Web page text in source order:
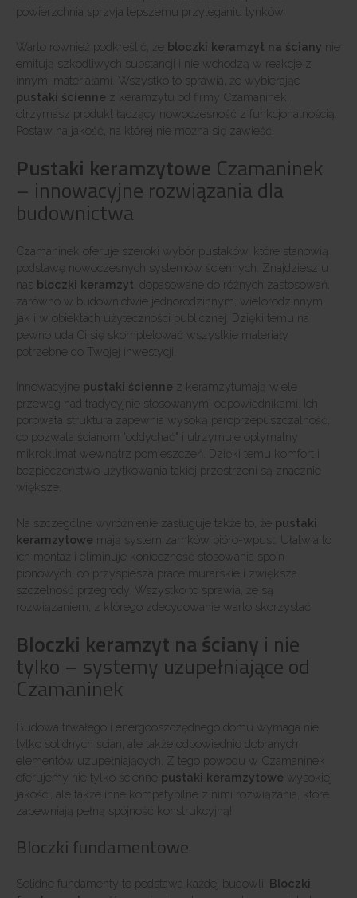
powierzchnia sprzyja lepszemu przyleganiu tynków.
Warto również podkreślić, że bloczki keramzyt na ściany nie
emitują szkodliwych substancji i nie wchodzą w reakcje z
innymi materiałami. Wszystko to sprawia, że wybierając
pustaki ścienne z keramzytu od firmy Czamaninek,
otrzymasz produkt łączący nowoczesność z funkcjonalnością.
Postaw na jakość, na której nie można się zawieść!
Pustaki keramzytowe Czamaninek
– innowacyjne rozwiązania dla
budownictwa
Czamaninek oferuje szeroki wybór pustaków, które stanowią
podstawę nowoczesnych systemów ściennych. Znajdziesz u
nas bloczki keramzyt , dopasowane do różnych zastosowań,
zarówno w budownictwie jednorodzinnym, wielorodzinnym,
jak i w obiektach użyteczności publicznej. Dzięki temu na
pewno uda Ci się skompletować wszystkie materiały
potrzebne do Twojej inwestycji.
Innowacyjne pustaki ścienne z keramzytumają wiele
przewag nad tradycyjnie stosowanymi odpowiednikami. Ich
porowata struktura zapewnia wysoką paroprzepuszczalność,
co pozwala ścianom "oddychać" i utrzymuje optymalny
mikroklimat wewnątrz pomieszczeń. Dzięki temu komfort i
bezpieczeństwo użytkowania takiej przestrzeni są znacznie
większe.
Na szczególne wyróżnienie zasługuje także to, że pustaki
keramzytowe mają system zamków pióro-wpust. Ułatwia to
ich montaż i eliminuje konieczność stosowania spoin
pionowych, co przyspiesza prace murarskie i zwiększa
szczelność przegrody. Wszystko to sprawia, że są
rozwiązaniem, z którego zdecydowanie warto skorzystać.
Bloczki keramzyt na ściany i nie
tylko – systemy uzupełniające od
Czamaninek
Budowa trwałego i energooszczędnego domu wymaga nie
tylko solidnych ścian, ale także odpowiednio dobranych
elementów uzupełniających. Z tego powodu w Czamaninek
oferujemy nie tylko ścienne pustaki keramzytowe wysokiej
jakości, ale także inne kompatybilne z nimi rozwiązania, które
zapewniają pełną spójność konstrukcyjną!
Bloczki fundamentowe
Solidne fundamenty to podstawa każdej budowli. Bloczki